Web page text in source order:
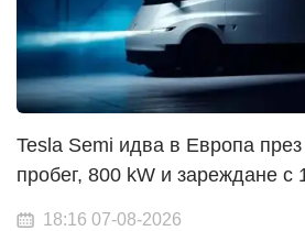
Tesla Semi идва в Европа
пробег, 800 kW и зареждане с
18:16 07-08-2026